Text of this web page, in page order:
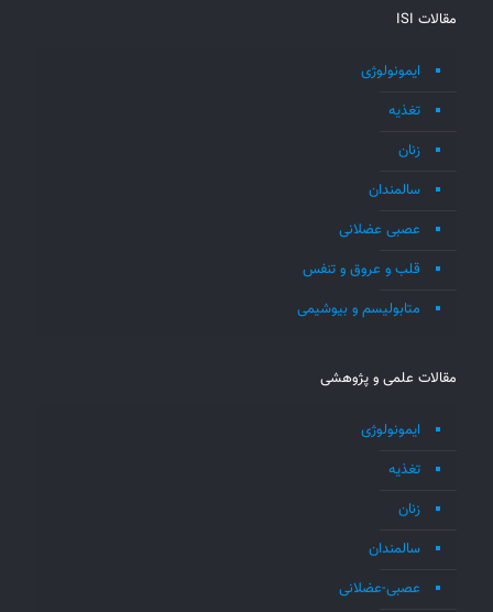
مقالات ISI
ایمونولوژی
تغذیه
زنان
سالمندان
عصبی عضلانی
قلب و عروق و تنفس
متابولیسم و بیوشیمی
مقالات علمی و پژوهشی
ایمونولوژی
تغذیه
زنان
سالمندان
عصبی-عضلانی